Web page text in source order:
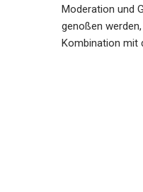
Moderation und
genoßen
Kombination mit